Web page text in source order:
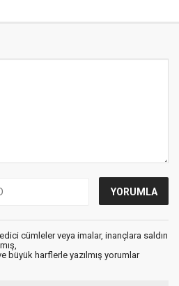
cümleler veya imalar, inançlara saldırı
büyük harflerle yazılmış yorumlar